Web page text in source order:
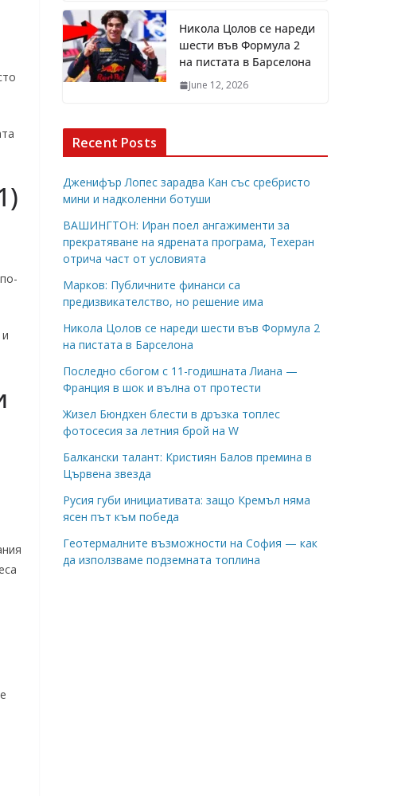
Никола Цолов се нареди
шести във Формула 2
на пистата в Барселона
June 12, 2026
Recent Posts
Дженифър Лопес зарадва Кан със сребристо
мини и надколенни ботуши
ВАШИНГТОН: Иран поел ангажименти за
прекратяване на ядрената програма, Техеран
отрича част от условията
Марков: Публичните финанси са
предизвикателство, но решение има
Никола Цолов се нареди шести във Формула 2
на пистата в Барселона
Последно сбогом с 11-годишната Лиана —
Франция в шок и вълна от протести
Жизел Бюндхен блести в дръзка топлес
фотосесия за летния брой на W
Балкански талант: Кристиян Балов премина в
Цървена звезда
Русия губи инициативата: защо Кремъл няма
ясен път към победа
Геотермалните възможности на София — как
да използваме подземната топлина